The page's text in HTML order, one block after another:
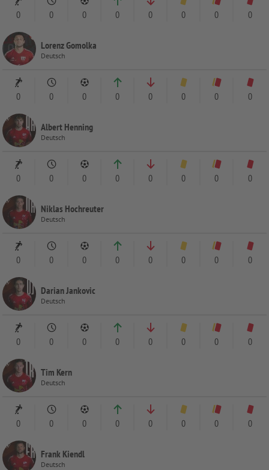
0 0 0 0 0 0 0 0
Lorenz Gomolka
Deutsch
0 0 0 0 0 0 0 0
Albert Henning
Deutsch
0 0 0 0 0 0 0 0
Niklas Hochreuter
Deutsch
0 0 0 0 0 0 0 0
Darian Jankovic
Deutsch
0 0 0 0 0 0 0 0
Tim Kern
Deutsch
0 0 0 0 0 0 0 0
Frank Kiendl
Deutsch